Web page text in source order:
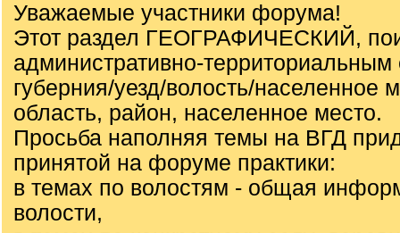
Уважаемые участники форума!
Этот раздел ГЕОГРАФИЧЕСКИЙ,
административно-
губерния/уезд/волость/населенное
область, район, населенное место.
Просьба наполняя темы на ВГД
принятой на форуме практики:
в темах по волостям - общая
волости,